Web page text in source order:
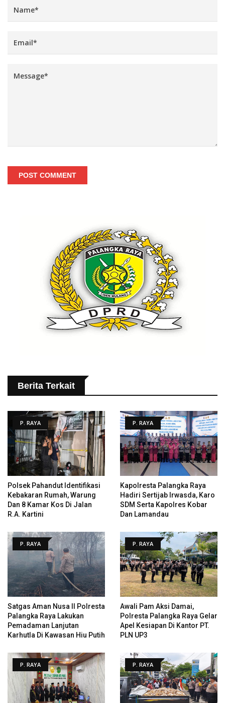
POST COMMENT
Berita Terkait
P. RAYA
Polsek Pahandut Identifikasi
Kebakaran Rumah, Warung
Dan 8 Kamar Kos Di Jalan
R.A. Kartini
P. RAYA
Kapolresta Palangka Raya
Hadiri Sertijab Irwasda, Karo
SDM Serta Kapolres Kobar
Dan Lamandau
P. RAYA
Satgas Aman Nusa II Polresta
Palangka Raya Lakukan
Pemadaman Lanjutan
Karhutla Di Kawasan Hiu Putih
P. RAYA
Awali Pam Aksi Damai,
Polresta Palangka Raya Gelar
Apel Kesiapan Di Kantor PT.
PLN UP3
P. RAYA P. RAYA